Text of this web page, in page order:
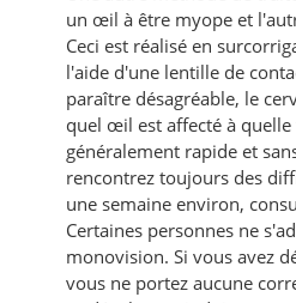
un œil à être myope et
Ceci est réalisé en
l'aide d'une lentille de
paraître désagréable, le
quel œil est affecté à
généralement rapide et
rencontrez toujours des
une semaine environ,
Certaines personnes ne
monovision. Si vous avez
vous ne portez aucune